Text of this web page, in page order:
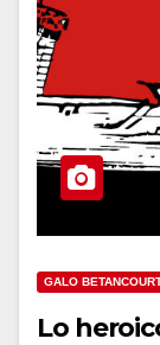
GALO
Lo